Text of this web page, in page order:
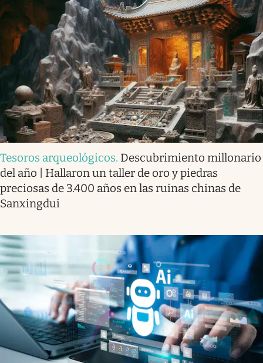
Tesoros arqueológicos. Descubrimiento millonario
del año | Hallaron un taller de oro y piedras
preciosas de 3.400 años en las ruinas chinas de
Sanxingdui